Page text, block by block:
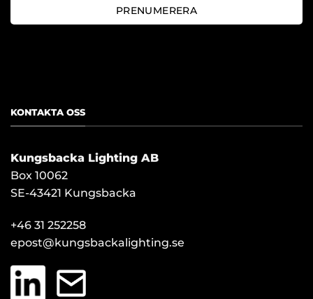
KONTAKTA OSS
Kungsbacka Lighting AB
Box 10062
SE-43421 Kungsbacka
+46 31 252258
epost@kungsbackalighting.se
PRENUMERERA